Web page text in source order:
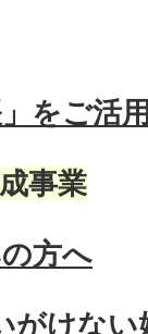
」をご活
事業
方へ
がけな